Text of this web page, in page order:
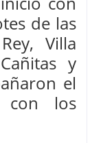
de las
Villa
y
el
con los